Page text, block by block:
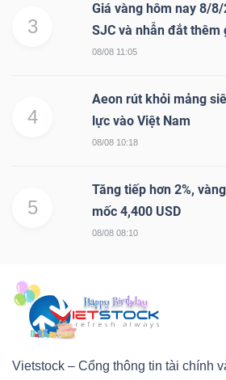
3
Giá vàng hôm nay 8/
SJC và nhẫn đắt
08/08 11:05
4
Aeon rút khỏi mảng
lực vào Việt Nam
08/08 10:18
5
Tăng tiếp hơn 2%,
mốc 4,400 USD
08/08 08:10
Vietstock – Cổng thông tin tài chính